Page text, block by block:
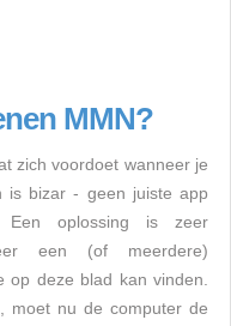
MMN?
zich voordoet wanneer je
is bizar - geen juiste app
Een oplossing is zeer
een (of meerdere)
deze blad kan vinden.
moet nu de computer de